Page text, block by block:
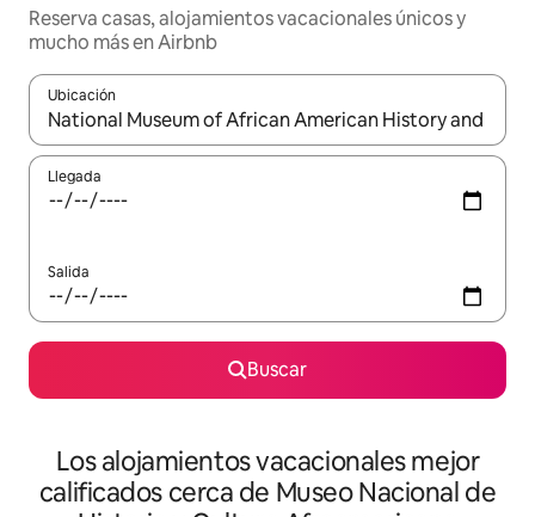
Reserva casas, alojamientos vacacionales únicos y
mucho más en Airbnb
Ubicación
Cuando los resultados estén disponibles, podrás navegar
Llegada
Salida
Buscar
Los alojamientos vacacionales mejor
calificados cerca de Museo Nacional de